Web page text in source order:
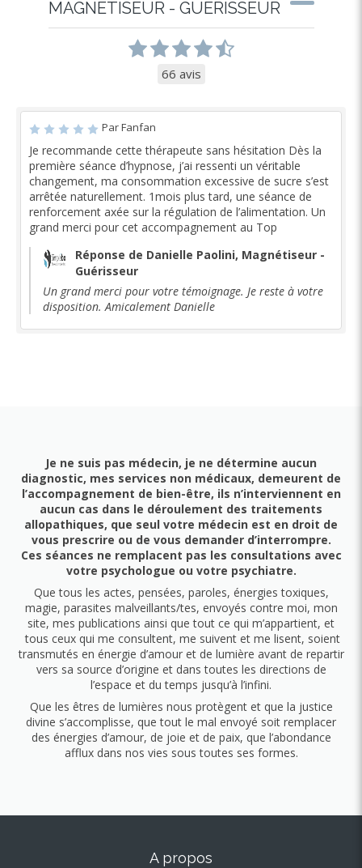
MAGNÉTISEUR - GUÉRISSEUR
66 avis
Par Fanfan
Je recommande cette thérapeute sans hésitation Dès la
première séance d’hypnose, j’ai ressenti un véritable
changement, ma consommation excessive de sucre s’est
arrêtée naturellement. 1mois plus tard, une séance de
renforcement axée sur la régulation de l’alimentation. Un
grand merci pour cet accompagnement au Top
Réponse de Danielle Paolini, Magnétiseur -
Guérisseur
Un grand merci pour votre témoignage. Je reste à votre
disposition. Amicalement Danielle
Je ne suis pas médecin, je ne détermine aucun
diagnostic, mes services non médicaux, demeurent de
l’accompagnement de bien-être, ils n’interviennent en
aucun cas dans le déroulement des traitements
allopathiques, que seul votre médecin est en droit de
vous prescrire ou de vous demander d’interrompre.
Ces séances ne remplacent pas les consultations avec
votre psychologue ou votre psychiatre.
Que tous les actes, pensées, paroles, énergies toxiques,
magie, parasites malveillants/tes, envoyés contre moi, mon
site, mes publications ainsi que tout ce qui m’appartient, et
tous ceux qui me consultent, me suivent et me lisent, soient
transmutés en énergie d’amour et de lumière avant de repartir
vers sa source d’origine et dans toutes les directions de
l’espace et du temps jusqu’à l’infini.
Que les êtres de lumières nous protègent et que la justice
divine s’accomplisse, que tout le mal envoyé soit remplacer
des énergies d’amour, de joie et de paix, que l’abondance
afflux dans nos vies sous toutes ses formes.
A propos